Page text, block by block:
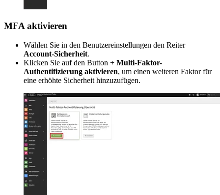
MFA aktivieren
Wählen Sie in den Benutzereinstellungen den Reiter
Account-Sicherheit.
Klicken Sie auf den Button + Multi-Faktor-
Authentifizierung aktivieren, um einen weiteren Faktor für
eine erhöhte Sicherheit hinzuzufügen.